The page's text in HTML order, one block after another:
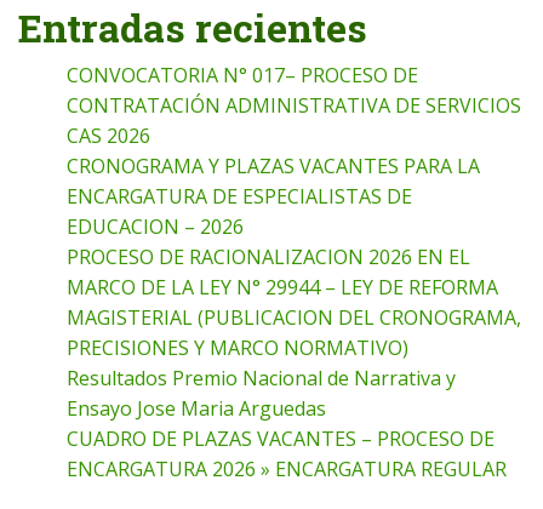
Entradas recientes
CONVOCATORIA N° 017– PROCESO DE
CONTRATACIÓN ADMINISTRATIVA DE SERVICIOS
CAS 2026
CRONOGRAMA Y PLAZAS VACANTES PARA LA
ENCARGATURA DE ESPECIALISTAS DE
EDUCACION – 2026
PROCESO DE RACIONALIZACION 2026 EN EL
MARCO DE LA LEY N° 29944 – LEY DE REFORMA
MAGISTERIAL (PUBLICACION DEL CRONOGRAMA,
PRECISIONES Y MARCO NORMATIVO)
Resultados Premio Nacional de Narrativa y
Ensayo Jose Maria Arguedas
CUADRO DE PLAZAS VACANTES – PROCESO DE
ENCARGATURA 2026 » ENCARGATURA REGULAR